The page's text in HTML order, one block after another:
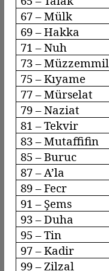
67 – Mülk
69 – Hakka
71 – Nuh
73 –Müzzemmil
75 –Kıyame
77 –Mürselat
79 –Naziat
81 –Tekvir
83 –Mutaffifin
85 –Buruc
87 – A’la
89 –Fecr
91 – Şems
93 –Duha
95 – Tin
97 – Kadir
99 – Zilzal